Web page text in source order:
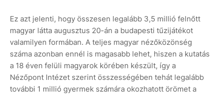
Ez azt jelenti, hogy összesen legalább 3,5 millió felnőtt
magyar látta augusztus 20-án a budapesti tűzijátékot
valamilyen formában. A teljes magyar nézőközönség
száma azonban ennél is magasabb lehet, hiszen a kutatás
a 18 éven felüli magyarok körében készült, így a
Nézőpont Intézet szerint összességében tehát legalább
további 1 millió gyermek számára okozhatott örömet a